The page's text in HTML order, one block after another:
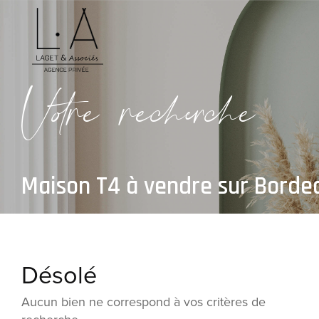
Vore recece
Maison T4 à vendre sur
Désolé
Aucun bien ne correspond à vos critères de